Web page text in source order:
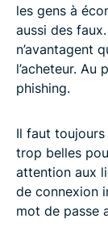
les gens à
aussi des
n’avantagent
l’acheteur. Au
phishing.
Il faut
trop belles
attention aux
de connexion
mot de passe